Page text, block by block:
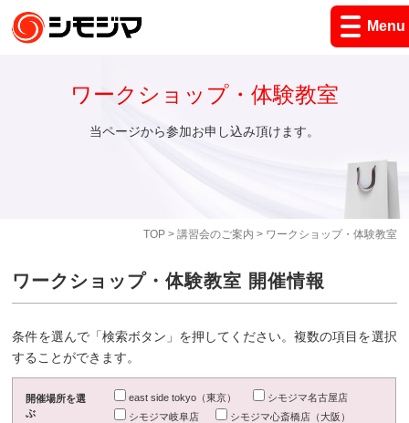
Menu
TOP> 講習会のご案内 > ワークショップ・体験教室
ワークショップ・体験教室
当ページから参加お申し込み頂けます。
ワークショップ・体験教室 開催情報
条件を選んで「検索ボタン」を押してください。複数の項目を選択
することができます。
開催場所を選
ぶ
east side tokyo（東京）
シモジマ名古屋店
シモジマ岐阜店
シモジマ心斎橋店（大阪）